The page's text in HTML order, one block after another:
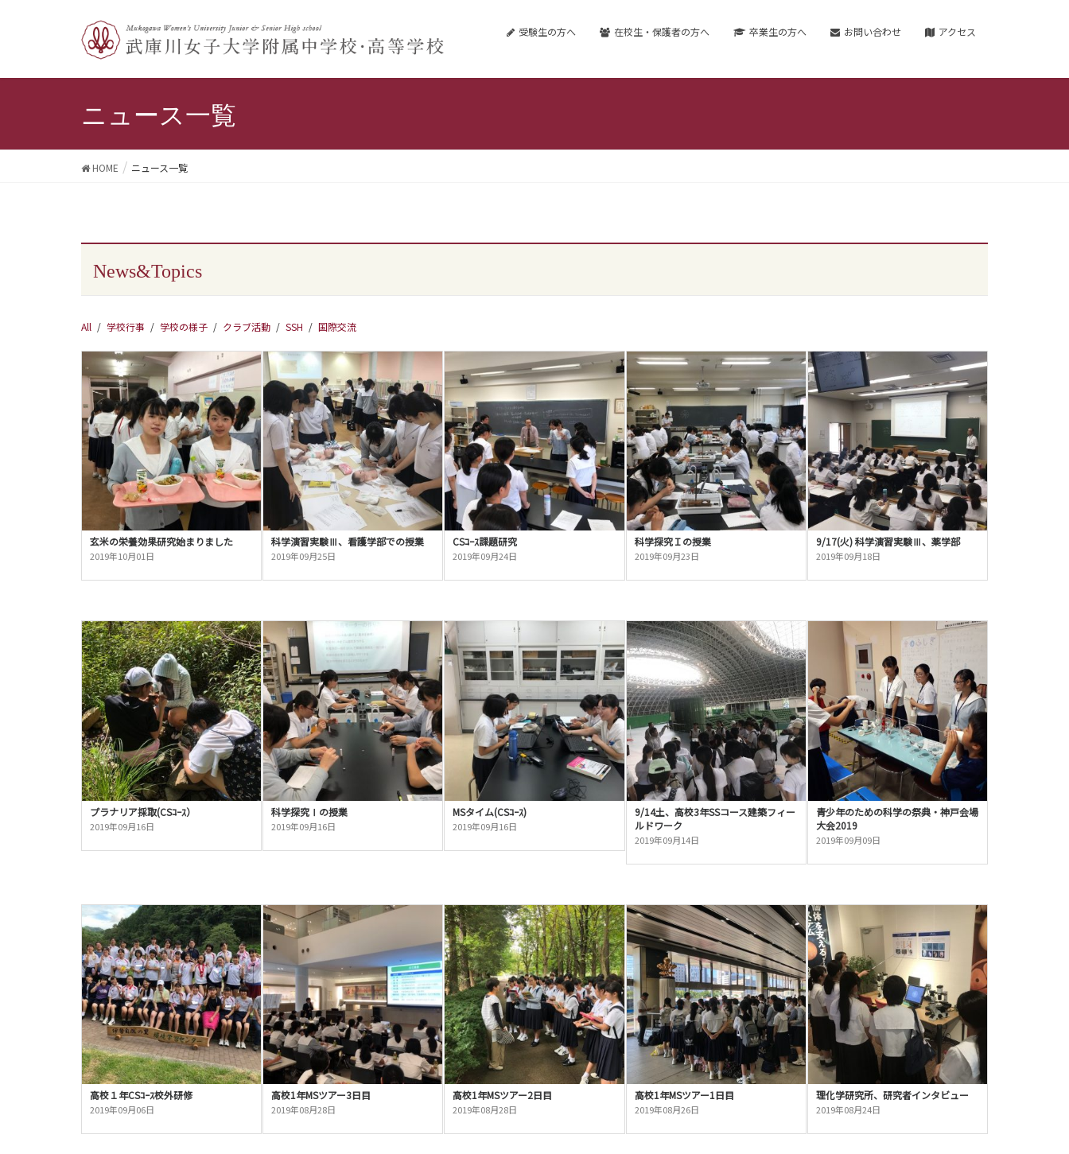
受験生の方へ 在校生・保護者の方へ 卒業生の方へ お問い合わせ アクセス
ニュース一覧
HOME ニュース一覧
News&Topics
All / 学校行事 / 学校の様子 / クラブ活動 / SSH / 国際交流
玄米の栄養効果研究始まりました
2019年10月01日
科学演習実験Ⅲ、看護学部での授業
2019年09月25日
CSｺｰｽ課題研究
2019年09月24日
科学探究Ｉの授業
2019年09月23日
9/17(火) 科学演習実験Ⅲ、薬学部
2019年09月18日
プラナリア採取(CSｺｰｽ）
2019年09月16日
科学探究Ⅰの授業
2019年09月16日
MSタイム(CSｺｰｽ)
2019年09月16日
9/14土、高校3年SSコース建築フィー
ルドワーク
2019年09月14日
青少年のための科学の祭典・神戸会場
大会2019
2019年09月09日
高校１年CSｺｰｽ校外研修
2019年09月06日
高校1年MSツアー3日目
2019年08月28日
高校1年MSツアー2日目
2019年08月28日
高校1年MSツアー1日目
2019年08月26日
理化学研究所、研究者インタビュー
2019年08月24日